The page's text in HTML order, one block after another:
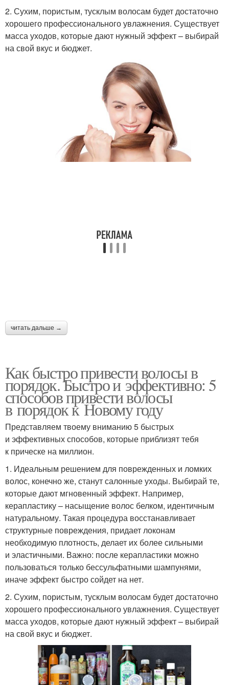
2. Сухим, пористым, тусклым волосам будет достаточно
хорошего профессионального увлажнения. Существует
масса уходов, которые дают нужный эффект – выбирай
на свой вкус и бюджет.
читать дальше →
Как быстро привести волосы в
порядок. Быстро и эффективно: 5
способов привести волосы
в порядок к Новому году
Представляем твоему вниманию 5 быстрых
и эффективных способов, которые приблизят тебя
к прическе на миллион.
1. Идеальным решением для поврежденных и ломких
волос, конечно же, станут салонные уходы. Выбирай те,
которые дают мгновенный эффект. Например,
керапластику – насыщение волос белком, идентичным
натуральному. Такая процедура восстанавливает
структурные повреждения, придает локонам
необходимую плотность, делает их более сильными
и эластичными. Важно: после керапластики можно
пользоваться только бессульфатными шампунями,
иначе эффект быстро сойдет на нет.
2. Сухим, пористым, тусклым волосам будет достаточно
хорошего профессионального увлажнения. Существует
масса уходов, которые дают нужный эффект – выбирай
на свой вкус и бюджет.